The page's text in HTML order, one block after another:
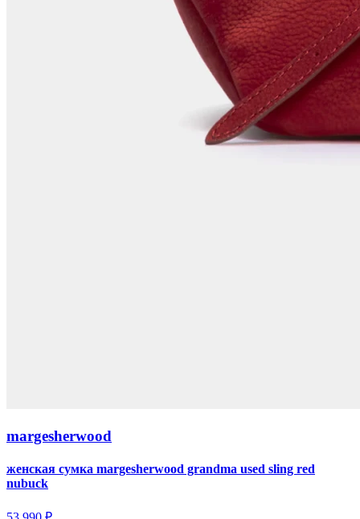
margesherwood
женская сумка margesherwood grandma used sling red
nubuck